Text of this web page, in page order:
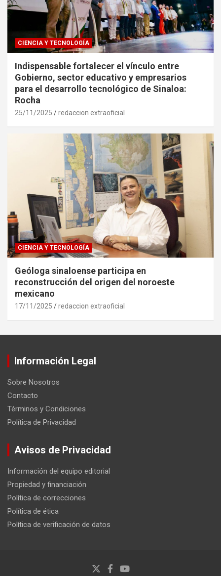
CIENCIA Y TECNOLOGÍA
Indispensable fortalecer el vínculo entre
Gobierno, sector educativo y empresarios
para el desarrollo tecnológico de Sinaloa:
Rocha
25/11/2025 redaccion extraoficial
CIENCIA Y TECNOLOGÍA
Geóloga sinaloense participa en
reconstrucción del origen del noroeste
mexicano
17/11/2025 redaccion extraoficial
Información Legal
Sobre Nosotros
Contacto
Términos y Condiciones
Política de Privacidad
Avisos de Privacidad
Información del equipo editorial
Propiedad y financiación
Política de correcciones
Política de ética
Política de verificación de datos